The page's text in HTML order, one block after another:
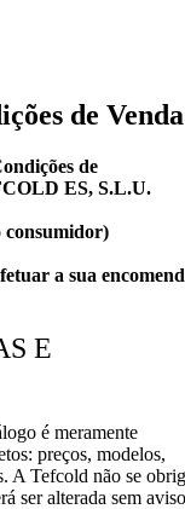
de
de
ES, S.L.U.
consumidor)
a sua
E
é meramente
preços, modelos,
A Tefcold não se
ser alterada sem aviso